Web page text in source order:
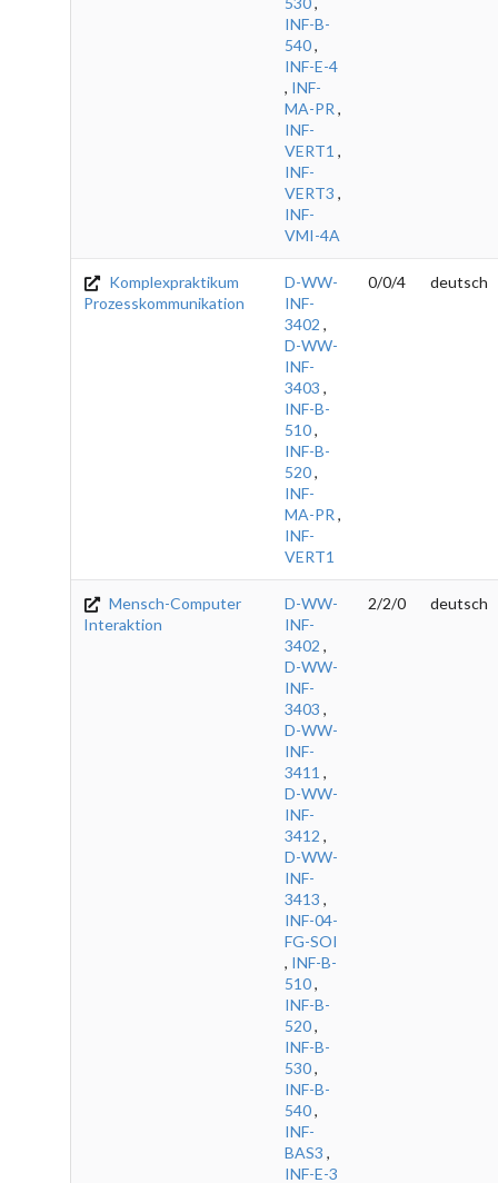
INF-B-
540,
INF-E-4
, INF-
MA-PR ,
INF-
VERT1 ,
INF-
VERT3 ,
INF-
VMI-4A
Komplexpraktikum
Prozesskommunikation
D-WW-
INF-
3402 ,
D-WW-
INF-
3403 ,
INF-B-
510,
INF-B-
520,
INF-
MA-PR ,
INF-
VERT1
0/0/4 deutsch
Mensch-Computer
Interaktion
D-WW-
INF-
3402 ,
D-WW-
INF-
3403 ,
D-WW-
INF-
3411 ,
D-WW-
INF-
3412 ,
D-WW-
INF-
3413 ,
INF-04-
FG-SOI
, INF-B-
510,
INF-B-
520,
INF-B-
530,
INF-B-
540,
INF-
BAS3 ,
INF-E-3
2/2/0 deutsch